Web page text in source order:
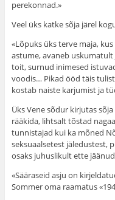
perekonnad.»
Veel üks katke sõja järel
«Lõpuks üks terve maja,
astume, avaneb
toit, surnud inimesed
voodis… Pikad ööd täis
kostab naiste karjumist ja
Üks Vene sõdur kirjutas
rääkida, lihtsalt tõstad
tunnistajad kui ka mõned
seksuaalsetest jäledustest,
osaks juhuslikult ette
«Sääraseid asju on
Sommer oma raamatus